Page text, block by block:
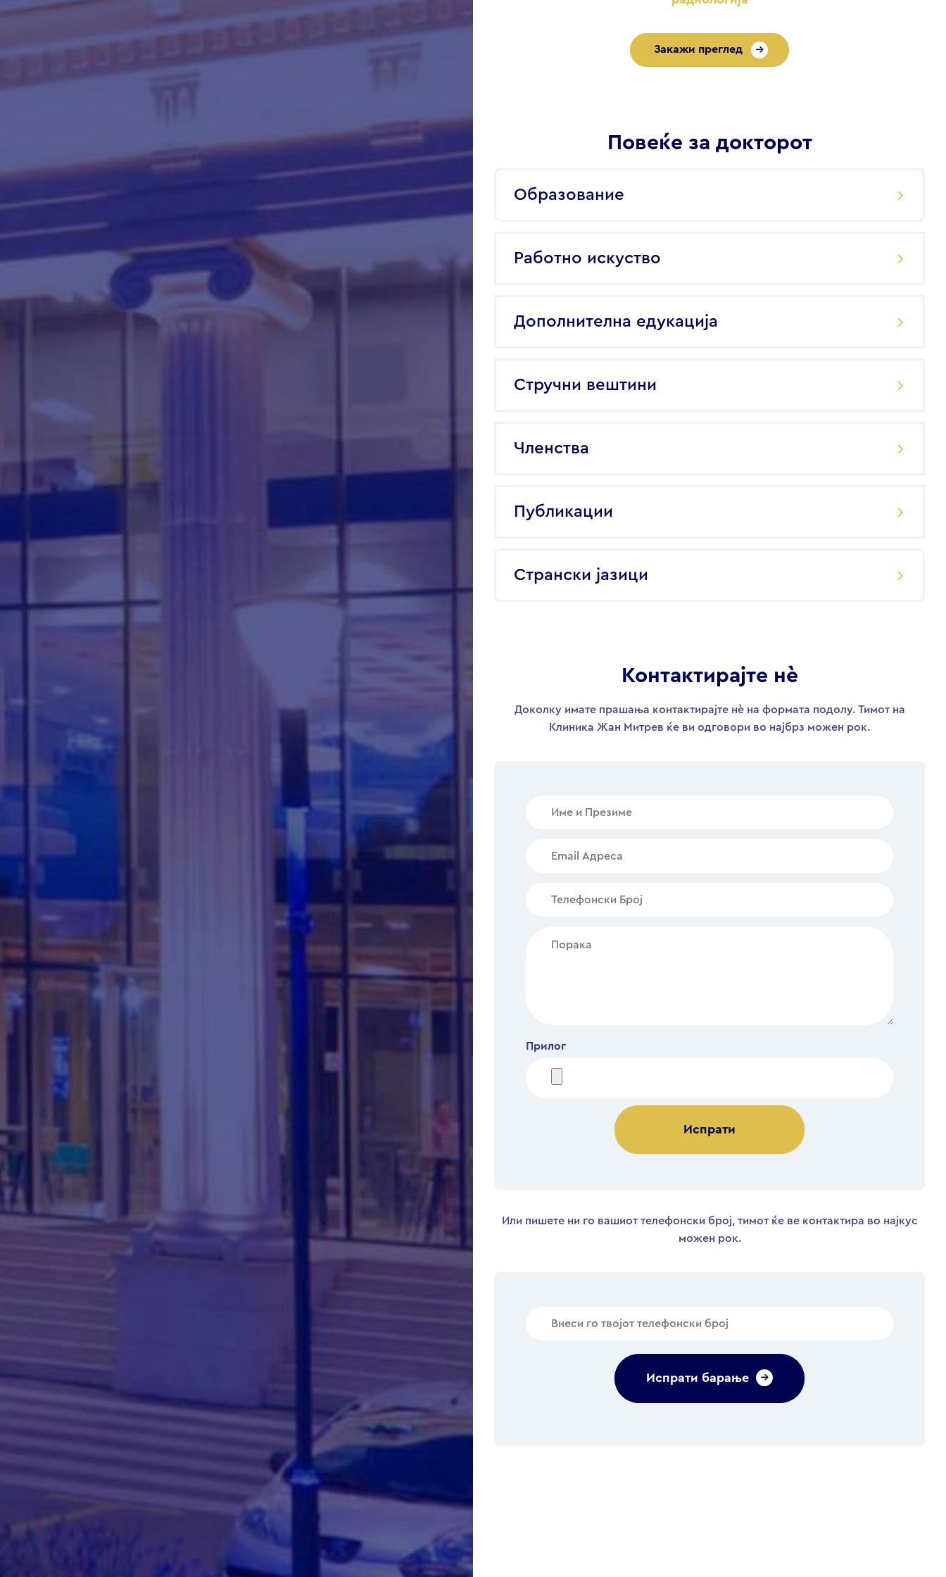
Закажи преглед
Повеќе за докторот
Образование
Работно искуство
Дополнителна едукација
Стручни вештини
Членства
Публикации
Странски јазици
Контактирајте нѐ
Доколку имате прашања контактирајте нѐ на формата подолу. Тимот на
Клиника Жан Митрев ќе ви одговори во најбрз можен рок.
Прилог
Или пишете ни го вашиот телефонски број, тимот ќе ве контактира во најкус
можен рок.
Испрати барање